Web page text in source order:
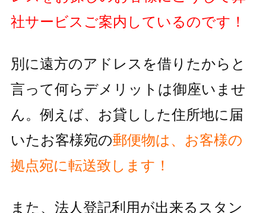
社サービスご案内しているのです！
別に遠方のアドレスを借りたからと
言って何らデメリットは御座いませ
ん。例えば、お貸しした住所地に届
いたお客様宛の郵便物は、お客様の
拠点宛に転送致します！
また、法人登記利用が出来るスタン